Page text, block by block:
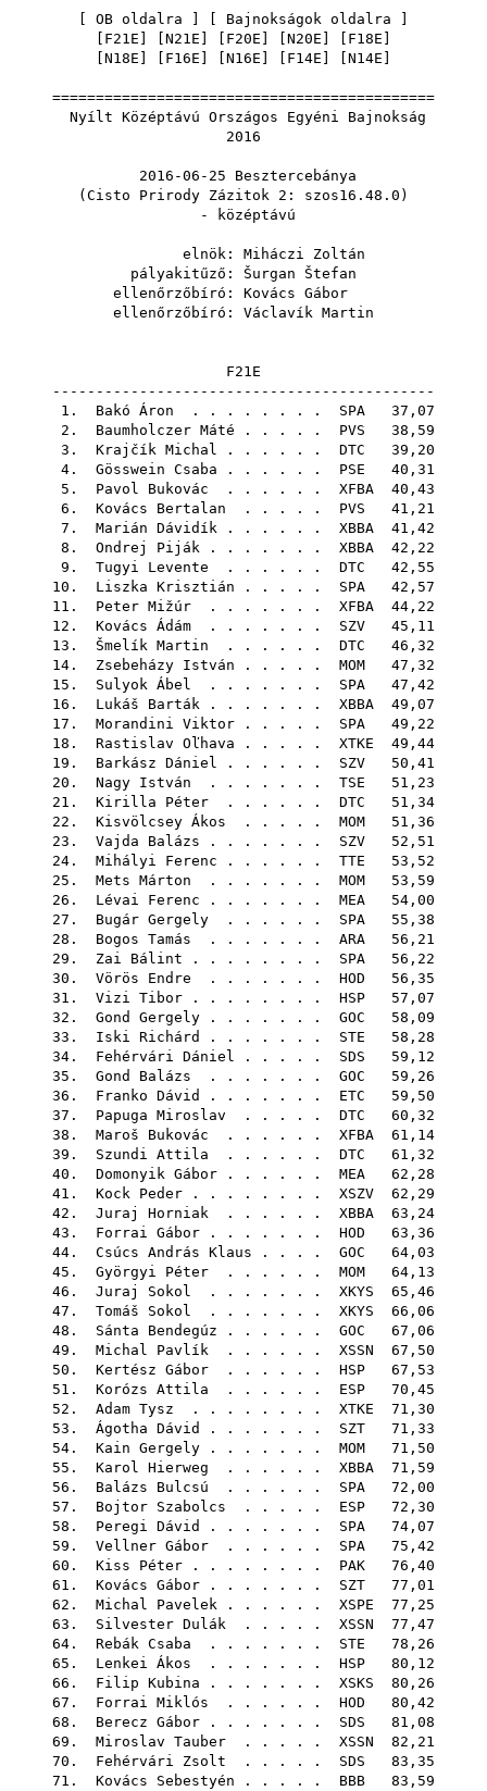
OB oldalra Bajnokságok oldalra
F21E N21E F20E N20E F18E
N18E F16E N16E F14E N14E
============================================
Nyílt Középtávú Országos Egyéni Bajnokság
2016
2016-06-25 Besztercebánya
(Cisto Prirody Zázitok 2: szos16.48.0)
- középtávú
elnök: Miháczi Zoltán
pályakitűző: Šurgan Štefan
ellenőrzőbíró: Kovács Gábor
ellenőrzőbíró: Václavík Martin
F21E
--------------------------------------------
1. Bakó Áron . . . . . . . . SPA 37,07
2. Baumholczer Máté . . . . . PVS 38,59
3. Krajčík Michal . . . . . . DTC 39,20
4. Gösswein Csaba . . . . . . PSE 40,31
5. Pavol Bukovác . . . . . . XFBA 40,43
6. Kovács Bertalan . . . . . PVS 41,21
7. Marián Dávidík . . . . . . XBBA 41,42
8. Ondrej Piják . . . . . . . XBBA 42,22
9. Tugyi Levente . . . . . . DTC 42,55
10. Liszka Krisztián . . . . . SPA 42,57
11. Peter Mižúr . . . . . . . XFBA 44,22
12. Kovács Ádám . . . . . . . SZV 45,11
13. Šmelík Martin . . . . . . DTC 46,32
14. Zsebeházy István . . . . . MOM 47,32
15. Sulyok Ábel . . . . . . . SPA 47,42
16. Lukáš Barták . . . . . . . XBBA 49,07
17. Morandini Viktor . . . . . SPA 49,22
18. Rastislav Oľhava . . . . . XTKE 49,44
19. Barkász Dániel . . . . . . SZV 50,41
20. Nagy István . . . . . . . TSE 51,23
21. Kirilla Péter . . . . . . DTC 51,34
22. Kisvölcsey Ákos . . . . . MOM 51,36
23. Vajda Balázs . . . . . . . SZV 52,51
24. Mihályi Ferenc . . . . . . TTE 53,52
25. Mets Márton . . . . . . . MOM 53,59
26. Lévai Ferenc . . . . . . . MEA 54,00
27. Bugár Gergely . . . . . . SPA 55,38
28. Bogos Tamás . . . . . . . ARA 56,21
29. Zai Bálint . . . . . . . . SPA 56,22
30. Vörös Endre . . . . . . . HOD 56,35
31. Vizi Tibor . . . . . . . . HSP 57,07
32. Gond Gergely . . . . . . . GOC 58,09
33. Iski Richárd . . . . . . . STE 58,28
34. Fehérvári Dániel . . . . . SDS 59,12
35. Gond Balázs . . . . . . . GOC 59,26
36. Franko Dávid . . . . . . . ETC 59,50
37. Papuga Miroslav . . . . . DTC 60,32
38. Maroš Bukovác . . . . . . XFBA 61,14
39. Szundi Attila . . . . . . DTC 61,32
40. Domonyik Gábor . . . . . . MEA 62,28
41. Kock Peder . . . . . . . . XSZV 62,29
42. Juraj Horniak . . . . . . XBBA 63,24
43. Forrai Gábor . . . . . . . HOD 63,36
44. Csúcs András Klaus . . . . GOC 64,03
45. Györgyi Péter . . . . . . MOM 64,13
46. Juraj Sokol . . . . . . . XKYS 65,46
47. Tomáš Sokol . . . . . . . XKYS 66,06
48. Sánta Bendegúz . . . . . . GOC 67,06
49. Michal Pavlík . . . . . . XSSN 67,50
50. Kertész Gábor . . . . . . HSP 67,53
51. Korózs Attila . . . . . . ESP 70,45
52. Adam Tysz . . . . . . . . XTKE 71,30
53. Ágotha Dávid . . . . . . . SZT 71,33
54. Kain Gergely . . . . . . . MOM 71,50
55. Karol Hierweg . . . . . . XBBA 71,59
56. Balázs Bulcsú . . . . . . SPA 72,00
57. Bojtor Szabolcs . . . . . ESP 72,30
58. Peregi Dávid . . . . . . . SPA 74,07
59. Vellner Gábor . . . . . . SPA 75,42
60. Kiss Péter . . . . . . . . PAK 76,40
61. Kovács Gábor . . . . . . . SZT 77,01
62. Michal Pavelek . . . . . . XSPE 77,25
63. Silvester Dulák . . . . . XSSN 77,47
64. Rebák Csaba . . . . . . . STE 78,26
65. Lenkei Ákos . . . . . . . HSP 80,12
66. Filip Kubina . . . . . . . XSKS 80,26
67. Forrai Miklós . . . . . . HOD 80,42
68. Berecz Gábor . . . . . . . SDS 81,08
69. Miroslav Tauber . . . . . XSSN 82,21
70. Fehérvári Zsolt . . . . . SDS 83,35
71. Kovács Sebestyén . . . . . BBB 83,59